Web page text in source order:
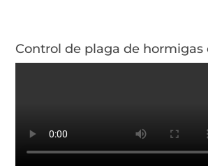
Control de plaga de hormigas